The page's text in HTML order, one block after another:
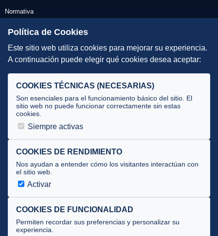
Normativa
Escuelas de Triatlón
DIRECCIÓN TÉCNICA
Selecciones
Tecnificación
JUECES Y OFICIALES
Documentos
Cursos
Circulares oficiales
Convocatorias y Equipaciones
Política de Cookies
Este sitio web utiliza cookies para mejorar su experiencia.
A continuación puede elegir qué cookies desea aceptar:
COOKIES TÉCNICAS (NECESARIAS)
Son esenciales para el funcionamiento básico del sitio. El
sitio web no puede funcionar correctamente sin estas
cookies.
Siempre activas
COOKIES DE RENDIMIENTO
Nos ayudan a entender cómo los visitantes interactúan con
el sitio web.
Activar
COOKIES DE FUNCIONALIDAD
Permiten recordar sus preferencias y personalizar su
experiencia.